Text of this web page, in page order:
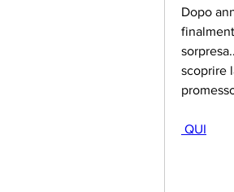
Dopo
scoprire
QUI